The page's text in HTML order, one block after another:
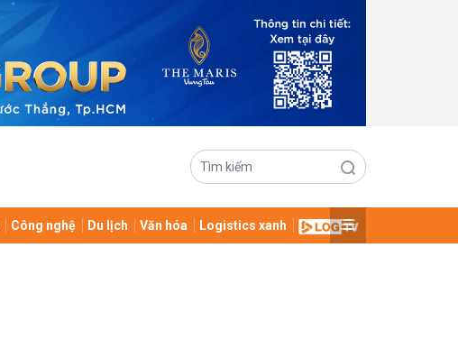
Công nghệ Du lịch Văn hóa Logistics xanh